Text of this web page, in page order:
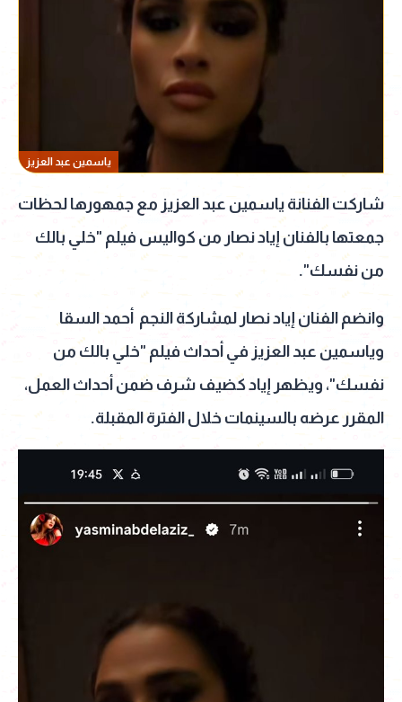
ياسمين عبد العزيز
شاركت الفنانة ياسمين عبد العزيز مع جمهورها لحظات
جمعتها بالفنان إياد نصار من كواليس فيلم "خلي بالك
من نفسك".
وانضم الفنان إياد نصار لمشاركة النجم أحمد السقا
وياسمين عبد العزيز في أحداث فيلم "خلي بالك من
نفسك"، ويظهر إياد كضيف شرف ضمن أحداث العمل،
المقرر عرضه بالسينمات خلال الفترة المقبلة.